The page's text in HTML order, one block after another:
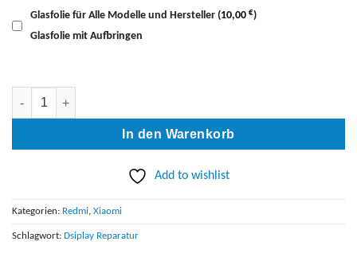
Glasfolie für Alle Modelle und Hersteller (10,00 €)
Glasfolie mit Aufbringen
Xiaomi Redmi 4X Display Reparatur Menge
In den Warenkorb
Add to wishlist
Kategorien: Redmi, Xiaomi
Schlagwort: Dsiplay Reparatur